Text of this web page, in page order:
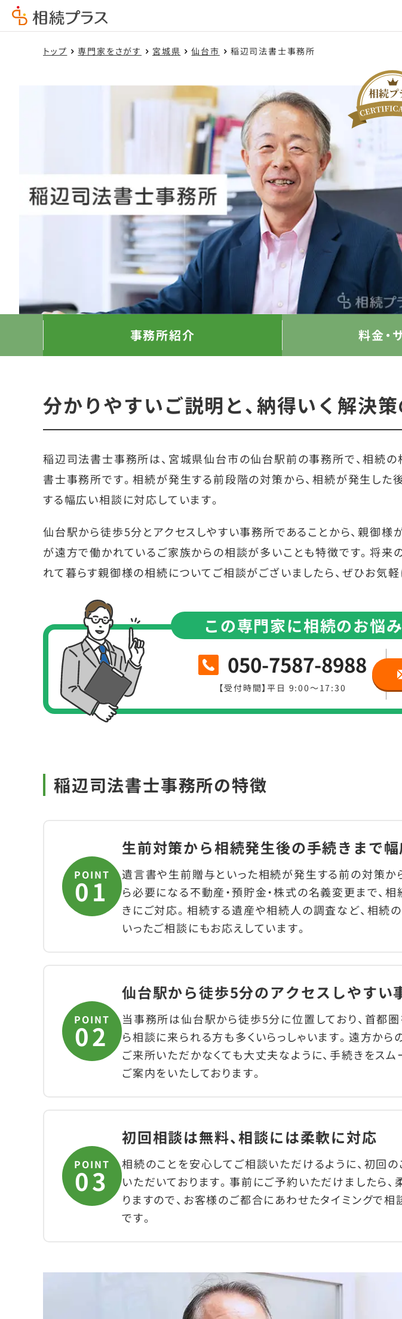
トップ 専門家をさがす 宮城県 仙台市 稲辺司法書士事務所
事務所紹介 料金・
分かりやすいご説明と、納得いく解決
稲辺司法書士事務所は、宮城県仙台市の仙台駅前の事務所で、相続の
書士事務所です。相続が発生する前段階の対策から、相続が発生した
する幅広い相談に対応しています。
仙台駅から徒歩5分とアクセスしやすい事務所であることから、親御様
が遠方で働かれているご家族からの相談が多いことも特徴です。将来
れて暮らす親御様の相続についてご相談がございましたら、ぜひお気軽
この専門家に相続のお悩
050-7587-8988
【受付時間】平日 9:00～17:30
稲辺司法書士事務所の特徴
POINT
生前対策から相続発生後の手続きまで
遺言書や生前贈与といった相続が発生する前の対策か
ら必要になる不動産・預貯金・株式の名義変更まで、
きにご対応。相続する遺産や相続人の調査など、相続
いったご相談にもお応えしています。
POINT
仙台駅から徒歩5分のアクセスしやすい
当事務所は仙台駅から徒歩5分に位置しており、首都
ら相談に来られる方も多くいらっしゃいます。遠方から
ご来所いただかなくても大丈夫なように、手続きをス
ご案内をいたしております。
POINT
初回相談は無料、相談には柔軟に対応
相続のことを安心してご相談いただけるように、初回
いただいております。事前にご予約いただけましたら
りますので、お客様のご都合にあわせたタイミングで相
です。